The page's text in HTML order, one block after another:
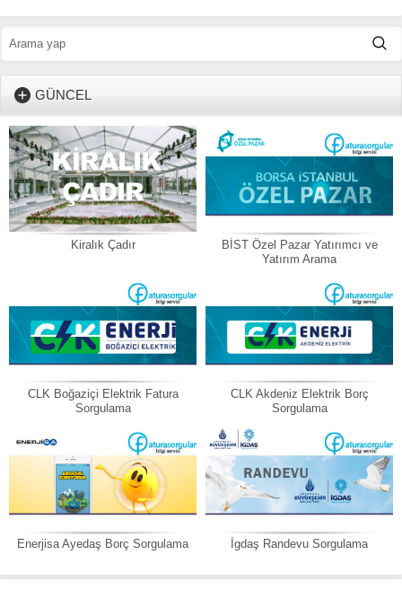
GÜNCEL
Kiralık Çadır
BİST Özel Pazar Yatırımcı ve
Yatırım Arama
CLK Boğaziçi Elektrik Fatura
Sorgulama
CLK Akdeniz Elektrik Borç
Sorgulama
Enerjisa Ayedaş Borç Sorgulama İgdaş Randevu Sorgulama